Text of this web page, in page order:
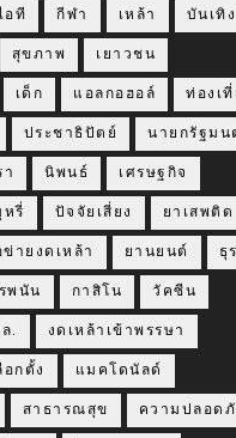
อที กีฬา เหล้า บันเทิง
สุขภาพ เยาวชน
เด็ก แอลกอฮอล์ ท่องเที่
ประชาธิปัตย์ นายกรัฐมน
า นิพนธ์ เศรษฐกิจ
หรี่ ปัจจัยเสี่ยง ยาเสพติด
ข่ายงดเหล้า ยานยนต์ ธุ
พนัน กาสิโน วัคซีน
. งดเหล้าเข้าพรรษา
อกตั้ง แมคโดนัลด์
สาธารณสุข ความปลอดภั